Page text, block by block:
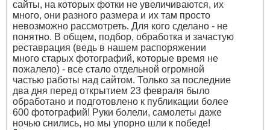
сайты, на которых фотки не увеличиваются, их
много, они разного размера и их там просто
невозможно рассмотреть. Для кого сделано - не
понятно. В общем, подбор, обработка и зачастую
реставрация (ведь в нашем распоряжении
много старых фотографий, которые время не
пожалело) - все стало отдельной огромной
частью работы над сайтом. Только за последние
два дня перед открытием 23 февраля было
обработано и подготовлено к публикации более
600 фотографий! Руки болели, самолеты даже
ночью снились, но мы упорно шли к победе!